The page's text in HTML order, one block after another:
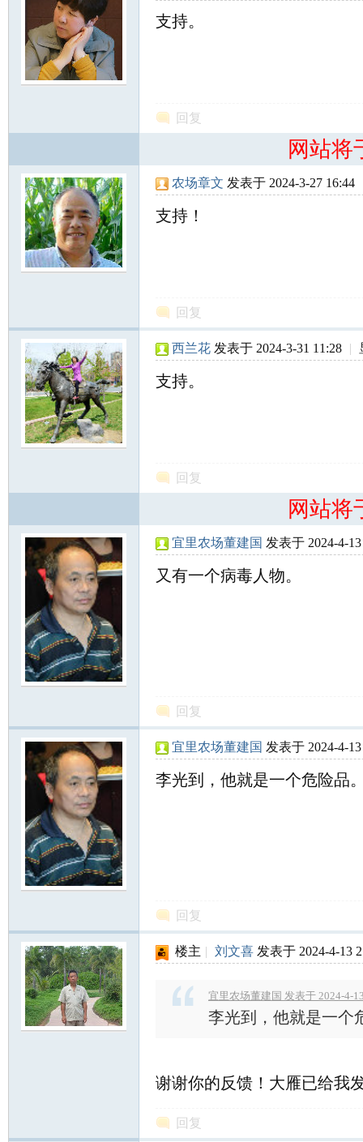
支持。
回复
网站将
农场章文 发表于 2024-3-27 16:44
支持！
回复
西兰花 发表于 2024-3-31 11:28 |
支持。
回复
网站将
宜里农场董建国 发表于 2024-4-
又有一个病毒人物。
回复
宜里农场董建国 发表于 2024-4-
李光到，他就是一个危险品
回复
楼主 | 刘文喜 发表于 2024-4-13
宜里农场董建国 发表于 2024-4-
李光到，他就是一个
谢谢你的反馈！大雁已给我
回复